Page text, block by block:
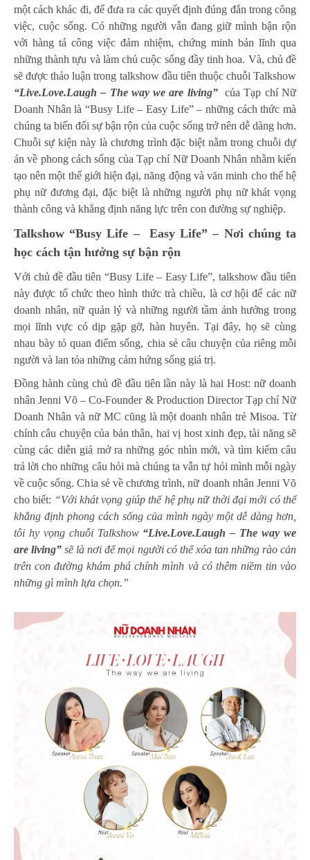
một cách khác đi, để đưa ra các quyết định đúng đắn trong công
việc, cuộc sống. Có những người vẫn đang giữ mình bận rộn
với hàng tá công việc đảm nhiệm, chứng minh bản lĩnh qua
những thành tựu và làm chủ cuộc sống đầy tinh hoa. Và, chủ đề
sẽ được thảo luận trong talkshow đầu tiên thuộc chuỗi Talkshow
“Live.Love.Laugh – The way we are living” của Tạp chí Nữ
Doanh Nhân là “Busy Life – Easy Life” – những cách thức mà
chúng ta biến đổi sự bận rộn của cuộc sống trở nên dễ dàng hơn.
Chuỗi sự kiện này là chương trình đặc biệt nằm trong chuỗi dự
án về phong cách sống của Tạp chí Nữ Doanh Nhân nhằm kiến
tạo nên một thế giới hiện đại, năng động và văn minh cho thế hệ
phụ nữ đương đại, đặc biệt là những người phụ nữ khát vọng
thành công và khẳng định năng lực trên con đường sự nghiệp.
Talkshow “Busy Life – Easy Life” – Nơi chúng ta
học cách tận hưởng sự bận rộn
Với chủ đề đầu tiên “Busy Life – Easy Life”, talkshow đầu tiên
này được tổ chức theo hình thức trà chiều, là cơ hội để các nữ
doanh nhân, nữ quản lý và những người tầm ảnh hưởng trong
mọi lĩnh vực có dịp gặp gỡ, hàn huyên. Tại đây, họ sẽ cùng
nhau bày tỏ quan điểm sống, chia sẻ câu chuyện của riêng mỗi
người và lan tỏa những cảm hứng sống giá trị.
Đồng hành cùng chủ đề đầu tiên lần này là hai Host: nữ doanh
nhân Jenni Võ – Co-Founder & Production Director Tạp chí Nữ
Doanh Nhân và nữ MC cũng là một doanh nhân trẻ Misoa. Từ
chính câu chuyện của bản thân, hai vị host xinh đẹp, tài năng sẽ
cùng các diễn giả mở ra những góc nhìn mới, và tìm kiếm câu
trả lời cho những câu hỏi mà chúng ta vẫn tự hỏi mình mỗi ngày
về cuộc sống. Chia sẻ về chương trình, nữ doanh nhân Jenni Võ
cho biết: “Với khát vọng giúp thế hệ phụ nữ thời đại mới có thể
khẳng định phong cách sống của mình ngày một dễ dàng hơn,
tôi hy vọng chuỗi Talkshow “Live.Love.Laugh – The way we
are living”sẽ là nơi để mọi người có thể xóa tan những rào cản
trên con đường khám phá chính mình và có thêm niềm tin vào
những gì mình lựa chọn.”